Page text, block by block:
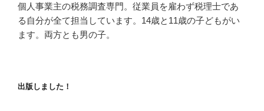
個人事業主の税務調査専門。従業員を雇わず税理士であ
る自分が全て担当しています。14歳と11歳の子どもがい
ます。両方とも男の子。
出版しました！